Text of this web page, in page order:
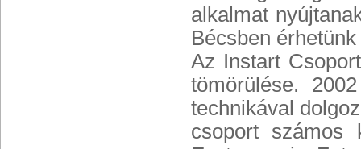
alkalmat
Bécsben
Az Instart
tömörülése.
technikával
csoport számos